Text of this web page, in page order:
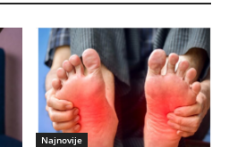
Najnovije